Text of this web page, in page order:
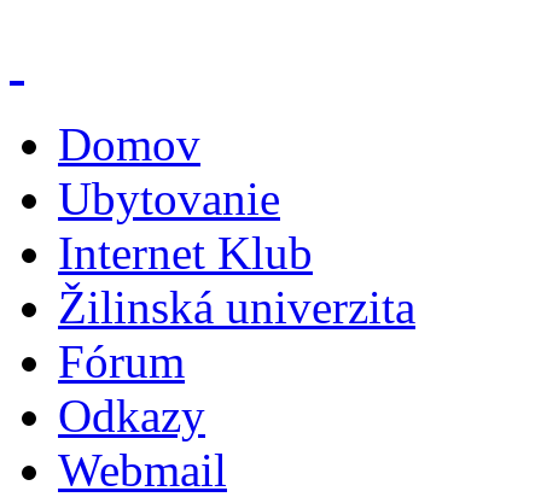
Domov
Ubytovanie
Internet Klub
Žilinská univerzita
Fórum
Odkazy
Webmail